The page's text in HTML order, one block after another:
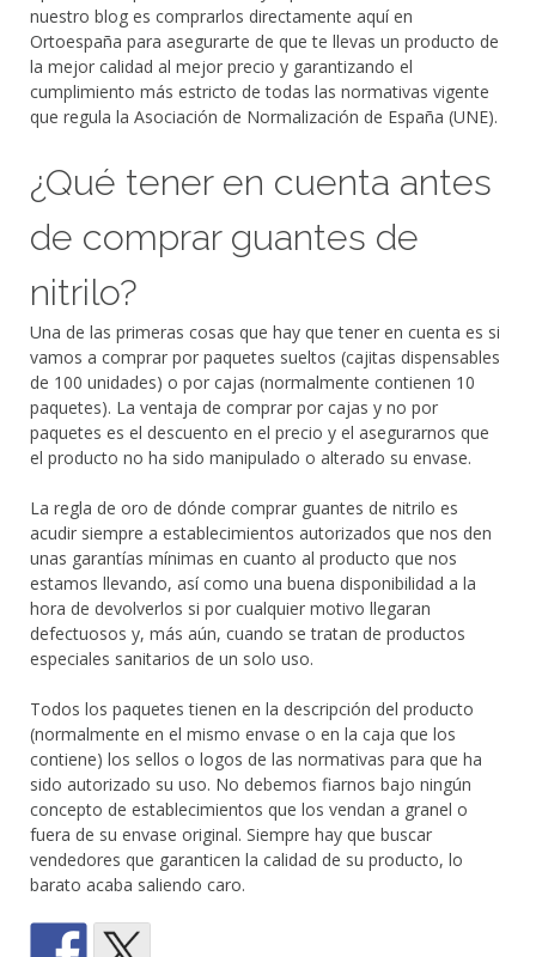
nuestro blog es comprarlos directamente aquí en
Ortoespaña para asegurarte de que te llevas un producto de
la mejor calidad al mejor precio y garantizando el
cumplimiento más estricto de todas las normativas vigente
que regula la Asociación de Normalización de España (UNE).
¿Qué tener en cuenta antes
de comprar guantes de
nitrilo?
Una de las primeras cosas que hay que tener en cuenta es si
vamos a comprar por paquetes sueltos (cajitas dispensables
de 100 unidades) o por cajas (normalmente contienen 10
paquetes). La ventaja de comprar por cajas y no por
paquetes es el descuento en el precio y el asegurarnos que
el producto no ha sido manipulado o alterado su envase.
La regla de oro de dónde comprar guantes de nitrilo es
acudir siempre a establecimientos autorizados que nos den
unas garantías mínimas en cuanto al producto que nos
estamos llevando, así como una buena disponibilidad a la
hora de devolverlos si por cualquier motivo llegaran
defectuosos y, más aún, cuando se tratan de productos
especiales sanitarios de un solo uso.
Todos los paquetes tienen en la descripción del producto
(normalmente en el mismo envase o en la caja que los
contiene) los sellos o logos de las normativas para que ha
sido autorizado su uso. No debemos fiarnos bajo ningún
concepto de establecimientos que los vendan a granel o
fuera de su envase original. Siempre hay que buscar
vendedores que garanticen la calidad de su producto, lo
barato acaba saliendo caro.